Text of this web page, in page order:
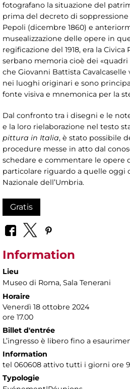
fotografano la situazione del
prima del decreto di
Pepoli (dicembre 1860) e
musealizzazione delle opere in
regificazione del 1918, era la
serbano memoria cioè dei
che Giovanni Battista
nei luoghi originari e sono
fonte visiva e mnemonica per la
Dal confronto tra i disegni e le
e la loro rielaborazione nel testo
pittura in Italia, è stato possibile
procedure messe in atto dal
schedare e commentare le opere
particolare riguardo a quelle oggi
Nazionale dell’Umbria.
Gratis
Information
Lieu
Museo di Roma, Sala Tenerani
Horaire
Venerdì 18 ottobre 2024
ore 17.00
Billet d'entrée
L’ingresso è libero fino a
Information
tel 060608 attivo tutti i giorni ore
Typologie